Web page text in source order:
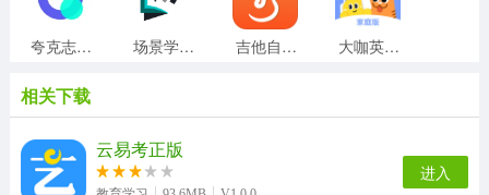
夸克志愿填报手机正版 场景学手机免费版 吉他自学直装版 大咖英语安卓免费版
浙江和教育手机最新版 魔数精灵可可数学思维手机最新版
相关下载
云易考正版
进入